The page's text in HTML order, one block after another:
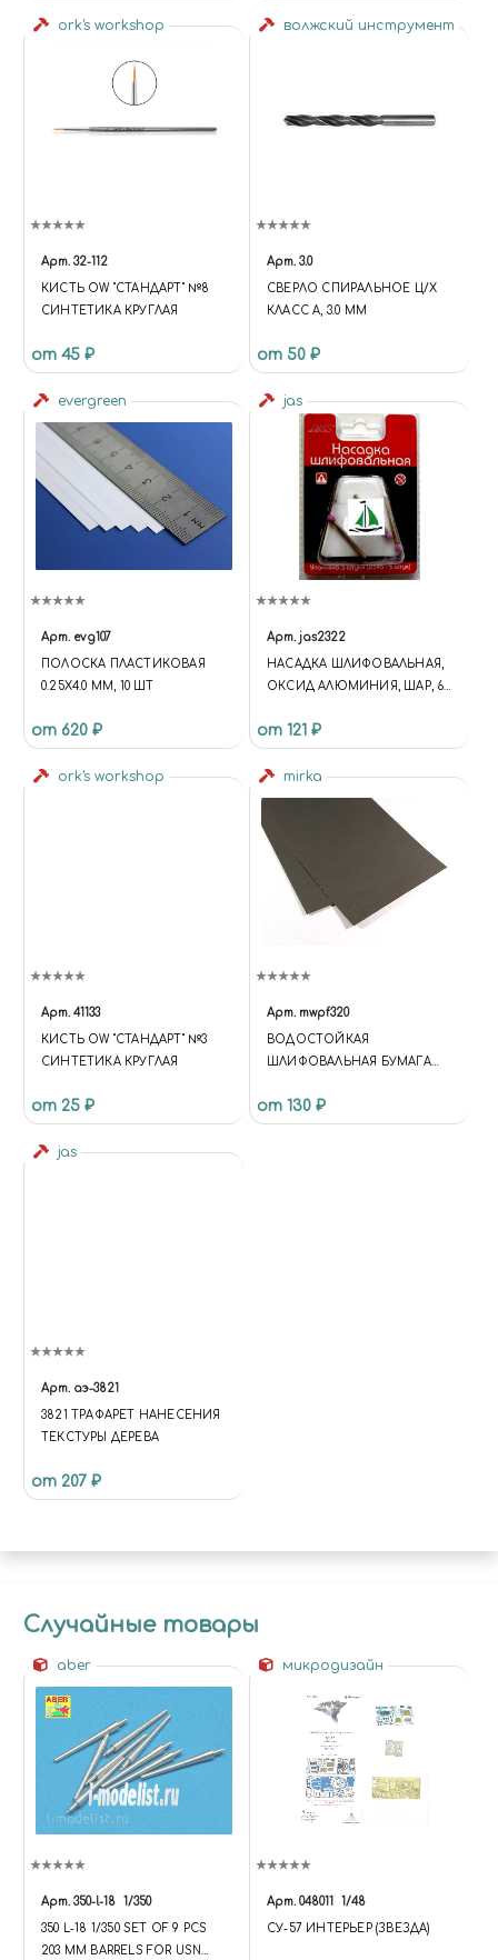
ork's workshop
Арт. 32-112
КИСТЬ OW "СТАНДАРТ" №8
СИНТЕТИКА КРУГЛАЯ
от 45 ₽
волжский инструмент
Арт. 3.0
СВЕРЛО СПИРАЛЬНОЕ Ц/Х
КЛАСС А, 3.0 ММ
от 50 ₽
evergreen
Арт. evg107
ПОЛОСКА ПЛАСТИКОВАЯ
0.25Х4.0 ММ, 10 ШТ
от 620 ₽
jas
Арт. jas2322
НАСАДКА ШЛИФОВАЛЬНАЯ,
ОКСИД АЛЮМИНИЯ, ШАР, 6
от 121 ₽
ork's workshop
Арт. 41133
КИСТЬ OW "СТАНДАРТ" №3
СИНТЕТИКА КРУГЛАЯ
от 25 ₽
mirka
Арт. mwpf320
BОДОСТОЙКАЯ
ШЛИФОВАЛЬНАЯ БУМАГА
от 130 ₽
jas
Арт. аэ-3821
3821 ТРАФАРЕТ НАНЕСЕНИЯ
ТЕКСТУРЫ ДЕРЕВА
от 207 ₽
Случайные товары
aber
Арт. 350-l-18 1/350
350 L-18 1/350 SET OF 9 PCS
203 MM BARRELS FOR USN
микродизайн
Арт. 048011 1/48
СУ-57 ИНТЕРЬЕР (ЗВЕЗДА)